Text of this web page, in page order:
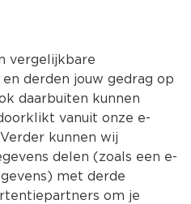
Kies jouw
Producten
vergelijkbare
derden jouw gedrag op
daarbuiten kunnen
vanuit onze e-
kunnen wij
delen (zoals een e-
met derde
om je